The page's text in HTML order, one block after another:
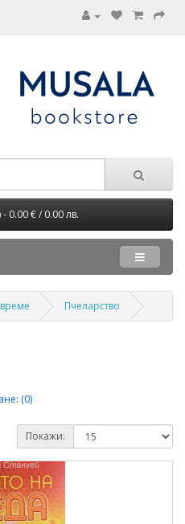
- 0.00 € / 0.00 лв.
Пчеларство
(0)
Покажи: